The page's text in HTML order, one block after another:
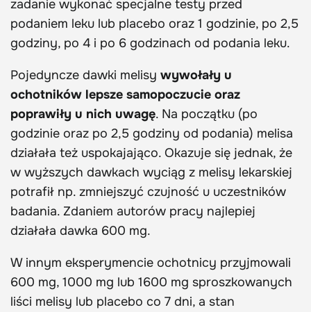
zadanie wykonać specjalne testy przed
podaniem leku lub placebo oraz 1 godzinie, po 2,5
godziny, po 4 i po 6 godzinach od podania leku.
Pojedyncze dawki melisy wywołały u
ochotników lepsze samopoczucie oraz
poprawiły u nich uwagę. Na początku (po
godzinie oraz po 2,5 godziny od podania) melisa
działała też uspokajająco. Okazuje się jednak, że
w wyższych dawkach wyciąg z melisy lekarskiej
potrafił np. zmniejszyć czujność u uczestników
badania. Zdaniem autorów pracy najlepiej
działała dawka 600 mg.
W innym eksperymencie ochotnicy przyjmowali
600 mg, 1000 mg lub 1600 mg sproszkowanych
liści melisy lub placebo co 7 dni, a stan